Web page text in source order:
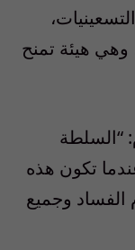
وهي هيئة تمنح
“السلطة
تكون هذه
الفساد وجميع